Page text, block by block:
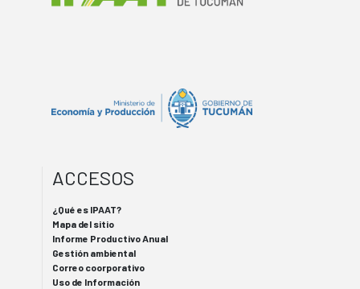
ACCESOS
¿Qué es IPAAT?
Mapa del sitio
Informe Productivo Anual
Gestión ambiental
Correo coorporativo
Uso de Información